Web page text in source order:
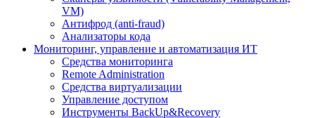
VM)
Антифрод (anti-fraud)
Анализаторы кода
Мониторинг, управление и автоматизация ИТ
Средства мониторинга
Remote Administration
Средства виртуализации
Управление доступом
Инструменты BackUp&Recovery